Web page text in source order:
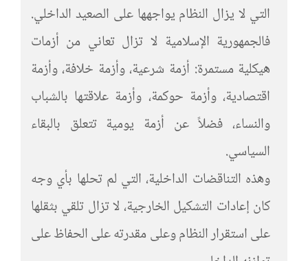
التي لا يزال النظام يواجهها على الصعيد الداخلي.
فالجمهورية الإسلامية لا تزال تعاني من أزمات
هيكلية مستمرة: أزمة شرعية، وأزمة خلافة، وأزمة
اقتصادية، وأزمة حوكمة، وأزمة علاقتها بالشباب
والنساء، فضلاً عن أزمة يومية تتعلق بالبقاء
السياسي.
وهذه التناقضات الداخلية، التي لم تحلها بأي وجه
كان إعادات التشكيل الخارجية، لا تزال تلقي بثقلها
على استقرار النظام وعلى مقدرته على الحفاظ على